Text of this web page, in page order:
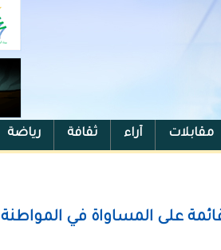
مقابلات آراء ثقافة رياضة
على المساواة في المواطنة